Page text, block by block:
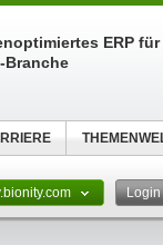
Login
ERP
Branche